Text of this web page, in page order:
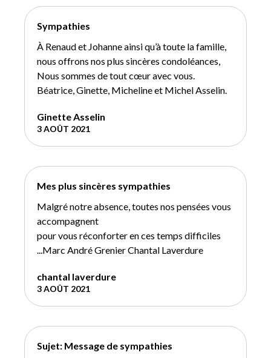
Sympathies
À Renaud et Johanne ainsi qu’à toute la famille,
nous offrons nos plus sincères condoléances,
Nous sommes de tout cœur avec vous.
Béatrice, Ginette, Micheline et Michel Asselin.
Ginette Asselin
3 AOÛT 2021
Mes plus sincères sympathies
Malgré notre absence, toutes nos pensées vous
accompagnent
pour vous réconforter en ces temps difficiles
...Marc André Grenier Chantal Laverdure
chantal laverdure
3 AOÛT 2021
Sujet: Message de sympathies